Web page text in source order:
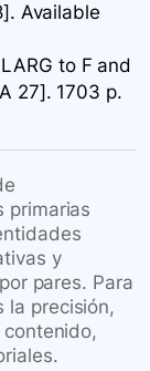
Available
to F and
27]. 1703 p.
primarias
y
pares. Para
la precisión,